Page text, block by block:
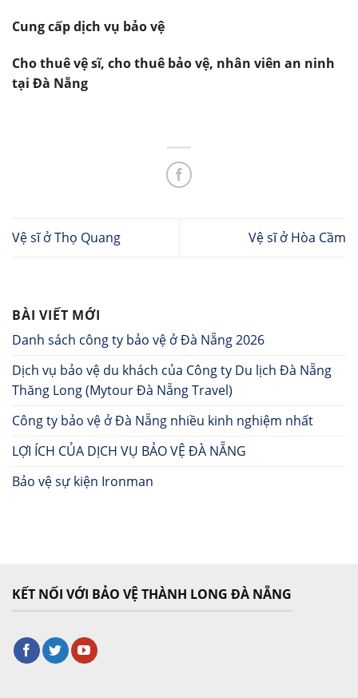
Cung cấp dịch vụ bảo vệ
Cho thuê vệ sĩ, cho thuê bảo vệ, nhân viên an ninh
tại Đà Nẵng
Vệ sĩ ở Thọ Quang Vệ sĩ ở Hòa Cầm
BÀI VIẾT MỚI
Danh sách công ty bảo vệ ở Đà Nẵng 2026
Dịch vụ bảo vệ du khách của Công ty Du lịch Đà Nẵng
Thăng Long (Mytour Đà Nẵng Travel)
Công ty bảo vệ ở Đà Nẵng nhiều kinh nghiệm nhất
LỢI ÍCH CỦA DỊCH VỤ BẢO VỆ ĐÀ NẴNG
Bảo vệ sự kiện Ironman
KẾT NỐI VỚI BẢO VỆ THÀNH LONG ĐÀ NẴNG